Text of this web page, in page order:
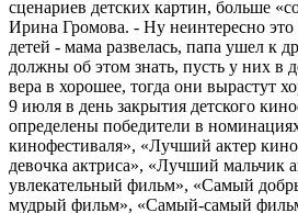
сценариев детских картин, больше
Ирина Громова. - Ну неинтересно это
детей - мама развелась, папа ушел к
должны об этом знать, пусть у них в
вера в хорошее, тогда они вырастут
9 июля в день закрытия детского
определены победители в
кинофестиваля», «Лучший актер
девочка актриса», «Лучший мальчик
увлекательный фильм», «Самый
мудрый фильм», «Самый-самый